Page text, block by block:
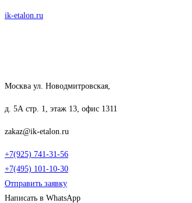
Перейти
ik-etalon.ru
Москва ул. Новодмитровская,
д. 5А стр. 1, этаж 13, офис 1311
zakaz@ik-etalon.ru
+7(925) 741-31-56
+7(495) 101-10-30
Отправить заявку
Написать в WhatsApp